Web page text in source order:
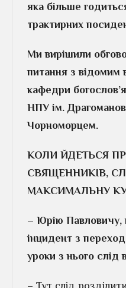
яка більше
трактирних
Ми вирішили
питання з
кафедри
НПУ ім.
Чорноморцем.
КОЛИ ЙДЕТЬСЯ
СВЯЩЕННИКІВ,
МАКСИМАЛЬНУ
– Юрію Павловичу,
інцидент з
уроки з нього слід
– Тут слід